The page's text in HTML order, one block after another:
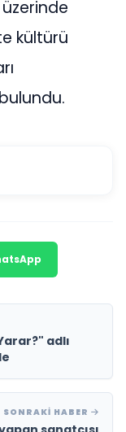
kültürü
adlı
SONRAKI HABER